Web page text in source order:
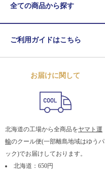
全ての商品から探す
ご利用ガイドはこちら
お届けに関して
北海道の工場から全商品をヤマト運
輸のクール便(一部離島地域はゆうパ
ック)でお届けしております。
北海道：650円